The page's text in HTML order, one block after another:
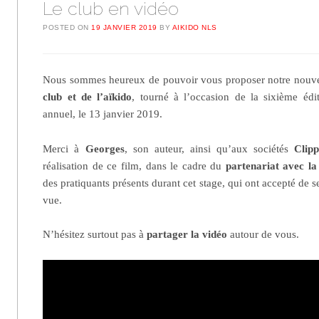
Le club en vidéo
POSTED ON19 JANVIER 2019 BY AIKIDO NLS
Nous sommes heureux de pouvoir vous proposer notre
club et de l’aïkido, tourné à l’occasion de la sixième
annuel, le 13 janvier 2019.
Merci à Georges, son auteur, ainsi qu’aux sociétés
réalisation de ce film, dans le cadre du partenariat avec la
des pratiquants présents durant cet stage, qui ont accepté de
vue.
N’hésitez surtout pas àpartager la vidéo autour de vous.